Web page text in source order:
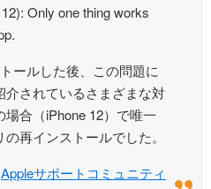
Only one thing works
ールした後、この問題に
されているさまざまな対
合（iPhone 12）で唯一
再インストールでした。
Appleサポートコミュニティ